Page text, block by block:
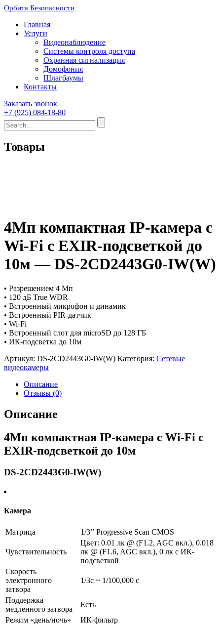
Орбита Безопасности
Главная
Услуги
Видеонаблюдение
Системы контроля доступа
Охранная сигнализация
Домофония
Шлагбаумы
Контакты
Заказать звонок
+7 (925) 084-18-80
Товары
4Мп компактная IP-камера с
Wi-Fi с EXIR-подсветкой до
10м — DS-2CD2443G0-IW(W)
• Разрешением 4 Мп
• 120 дБ True WDR
• Встроенный микрофон и динамик
• Встроенный PIR-датчик
• Wi-Fi
• Встроенный слот для microSD до 128 ГБ
• ИК-подсветка до 10м
Артикул: DS-2CD2443G0-IW(W) Категория: Сетевые
видеокамеры
Описание
Отзывы (0)
Описание
4Мп компактная IP-камера с Wi-Fi с
EXIR-подсветкой до 10м
DS-2CD2443G0-IW(W)
Камера
Матрица 1/3’’ Progressive Scan CMOS
Чувствительность
Цвет: 0.01 лк @ (F1.2, AGC вкл.), 0.018
лк @ (F1.6, AGC вкл.), 0 лк с ИК-
подсветкой
Скорость
электронного
затвора
1/3с ~ 1/100,000 с
Поддержка
медленного затвора
Есть
Режим «день/ночь»
ИК-фильтр